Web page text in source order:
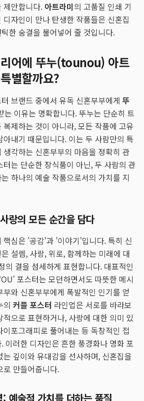
제안합니다. 아트라미의 고품질 인쇄 기
자인이 만나 탄생한 작품들은 신혼집
한 숨결을 불어넣어 줄 것입니다.
어에 뚜누(tounou) 아트
별할까요?
브랜드 중에서 유독 신혼부부에게 뚜
는 이유는 명확합니다. 뚜누는 단순히 트
제하는 것이 아니라, 모든 작품에 고유
내기 때문입니다. 이는 두 사람만의 특
각하는 신혼부부의 마음을 정확히 관
는 단순한 장식품이 아닌, 두 사람의 관
하나의 예술 작품으로서의 가치를 지
랑의 모든 순간을 담다
핵심은 '공감'과 '이야기'입니다. 특히 신
설렘, 사랑, 위로, 함께하는 미래에 대
의 결을 섬세하게 표현합니다. 대표적인
포스터는 모던하면서도 따뜻한 메시
와 신혼부부에게 폭발적인 인기를 얻
의 커플 포스터 라인업은 서로를 바라보
으로 표현하거나, 사랑에 대한 의미 있
포그래피로 풀어내는 등 독창적인 접
이러한 디자인은 흔한 풍경화나 명화 포
깊이와 유대감을 선사하며, 신혼집을
로 만들어줍니다.
예술적 가치를 더하는 품질